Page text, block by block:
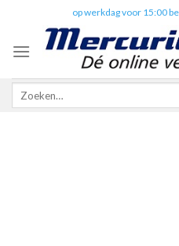
content
op werkdag voor 15:00
Zoeken